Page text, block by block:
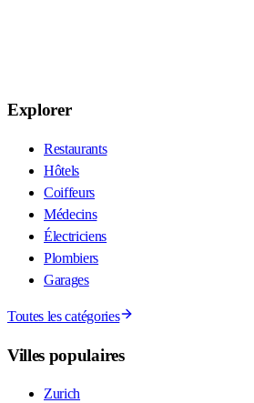
Explorer
Restaurants
Hôtels
Coiffeurs
Médecins
Électriciens
Plombiers
Garages
Toutes les catégories
Villes populaires
Zurich